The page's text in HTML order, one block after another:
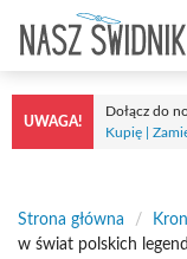
treści
UWAGA!
Dołącz do
Kupię |
Strona główna /
w świat polskich legend